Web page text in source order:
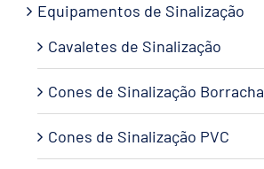
Equipamentos de Sinalização
Cavaletes de Sinalização
Cones de Sinalização Borracha
Cones de Sinalização PVC